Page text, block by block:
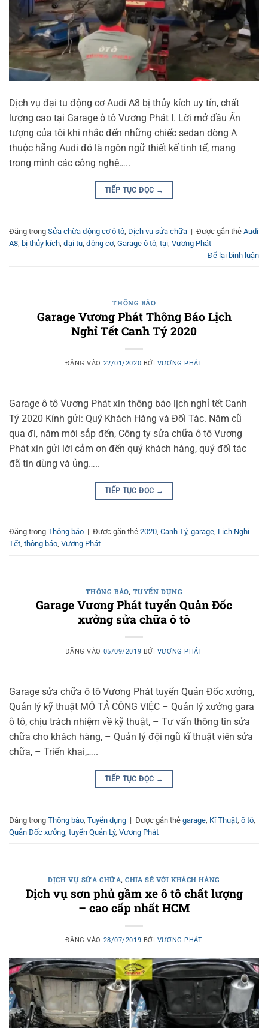
Dịch vụ đại tu động cơ Audi A8 bị thủy kích uy tín, chất
lượng cao tại Garage ô tô Vương Phát I. Lời mở đầu Ấn
tượng của tôi khi nhắc đến những chiếc sedan dòng A
thuộc hãng Audi đó là ngôn ngữ thiết kế tinh tế, mang
trong mình các công nghệ…..
TIẾP TỤC ĐỌC →
Đăng trong Sửa chữa động cơ ô tô Dịch vụ sửa chữa | Được gắn thẻ Audi
A8 bị thủy kích đại tu động cơ, Garage ô tô tại Vương Phát
Để lại bình luận
THÔNG BÁO
Garage Vương Phát Thông Báo Lịch
Nghỉ Tết Canh Tý 2020
ĐĂNG VÀO 22/01/2020 BỞI VƯƠNG PHÁT
Garage ô tô Vương Phát xin thông báo lịch nghỉ tết Canh
Tý 2020 Kính gửi: Quý Khách Hàng và Đối Tác. Năm cũ
qua đi, năm mới sắp đến, Công ty sửa chữa ô tô Vương
Phát xin gửi lời cảm ơn đến quý khách hàng, quý đối tác
đã tin dùng và ủng…..
TIẾP TỤC ĐỌC →
Đăng trong Thông báo | Được gắn thẻ 2020, Canh Tý, garage, Lịch Nghỉ
Tết, thông báo, Vương Phát
THÔNG BÁO, TUYỂN DỤNG
Garage Vương Phát tuyển Quản Đốc
xưởng sửa chữa ô tô
ĐĂNG VÀO 05/09/2019 BỞI VƯƠNG PHÁT
Garage sửa chữa ô tô Vương Phát tuyển Quản Đốc xưởng,
Quản lý kỹ thuật MÔ TẢ CÔNG VIỆC – Quản lý xưởng gara
ô tô, chịu trách nhiệm về kỹ thuật, – Tư vấn thông tin sửa
chữa cho khách hàng, – Quản lý đội ngũ kĩ thuật viên sửa
chữa, – Triển khai,…..
TIẾP TỤC ĐỌC →
Đăng trong Thông báo Tuyển dụng | Được gắn thẻ garage Kĩ Thuật ô tô
Quản Đốc xưởng tuyển Quản Lý, Vương Phát
DỊCH VỤ SỬA CHỮA,CHIA SẺ VỚI KHÁCH HÀNG
Dịch vụ sơn phủ gầm xe ô tô chất lượng
– cao cấp nhất HCM
ĐĂNG VÀO 28/07/2019 BỞI VƯƠNG PHÁT